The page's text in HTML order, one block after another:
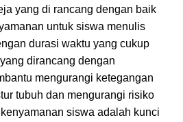
yang di rancang dengan baik
untuk siswa menulis
durasi waktu yang cukup
dirancang dengan
mengurangi ketegangan
tubuh dan mengurangi risiko
siswa adalah kunci